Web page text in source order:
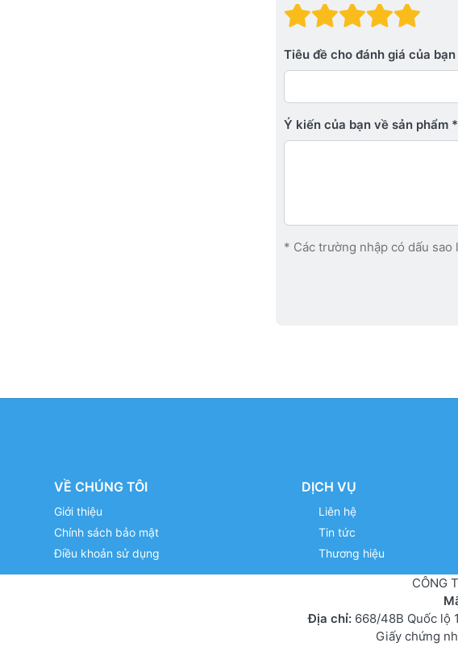
Đánh
Đánh
Đánh giá:
Đánh giá: 1
Tiêu đề cho đánh giá của bạn
Ý kiến ​​của bạn về sản phẩm
* Các trường nhập có dấu
VỀ CHÚNG TÔI
Giới thiệu
Chính sách bảo mật
Điều khoản sử dụng
DỊCH VỤ
Liên hệ
Tin tức
Thương hiệu
CÔNG
Địa chỉ:668/48B Quốc lộ
Giấy chứng